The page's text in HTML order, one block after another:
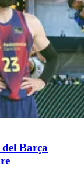
del Barça